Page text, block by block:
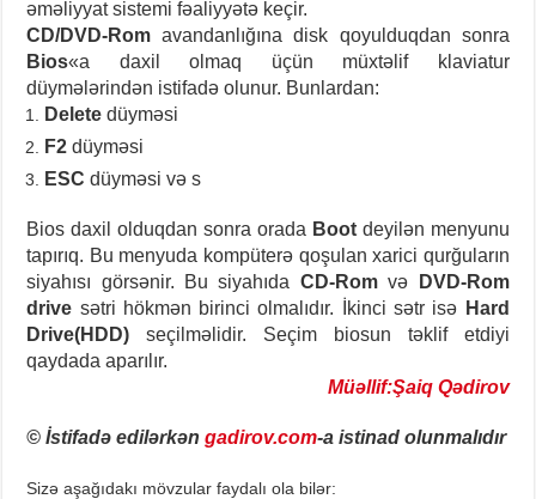
əməliyyat sistemi fəaliyyətə keçir.
CD/DVD-Rom avandanlığına disk qoyulduqdan sonra
Bios«a daxil olmaq üçün müxtəlif klaviatur
düymələrindən istifadə olunur. Bunlardan:
Delete düyməsi
F2düyməsi
ESCdüyməsi və s
Bios daxil olduqdan sonra orada Bootdeyilən menyunu
tapırıq. Bu menyuda kompüterə qoşulan xarici qurğuların
siyahısı görsənir. Bu siyahıda CD-Romvə
DVD-Rom
drive sətri hökmən birinci olmalıdır. İkinci sətr isə Hard
Drive(HDD)seçilməlidir. Seçim biosun təklif etdiyi
qaydada aparılır.
Müəllif:Şaiq Qədirov
© İstifadə edilərkəngadirov.com-a istinad olunmalıdır
Sizə aşağıdakı mövzular faydalı ola bilər: